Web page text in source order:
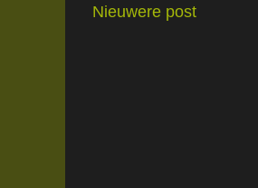
Nieuwere post